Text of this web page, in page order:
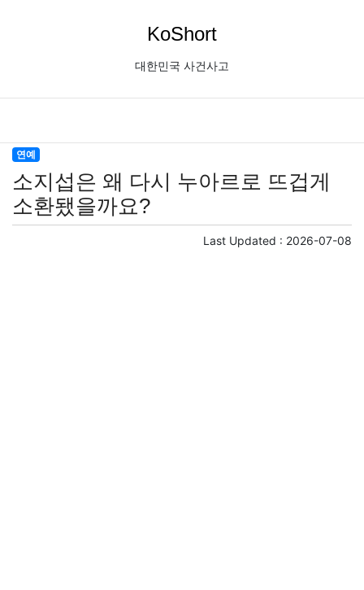
KoShort
대한민국 사건사고
연예
소지섭은 왜 다시 누아르로 뜨겁게
소환됐을까요?
Last Updated : 2026-07-08